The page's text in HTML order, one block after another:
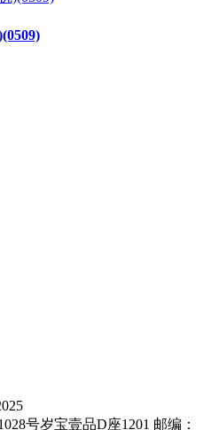
号岁宝壹品D座1201 邮编：